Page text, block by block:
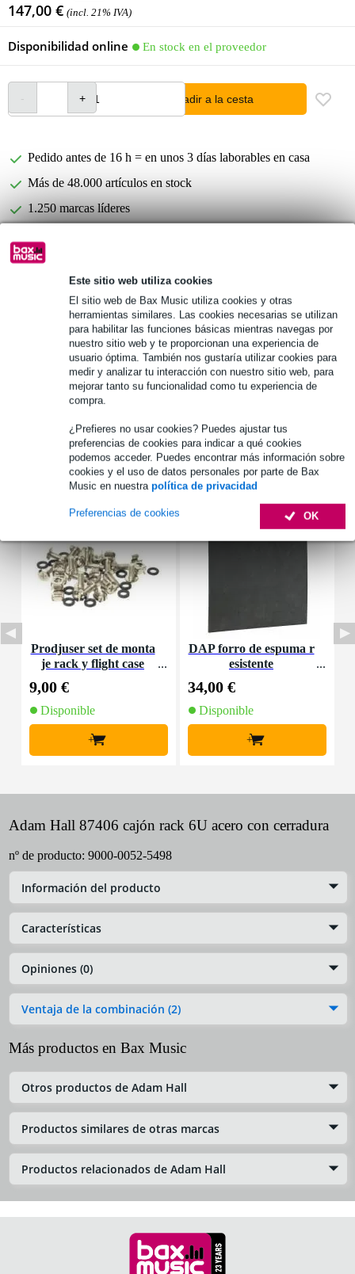
Este sitio web utiliza cookies
El sitio web de Bax Music utiliza cookies y otras
herramientas similares. Las cookies necesarias se utilizan
para habilitar las funciones básicas mientras navegas por
nuestro sitio web y te proporcionan una experiencia de
usuario óptima. También nos gustaría utilizar cookies para
medir y analizar tu interacción con nuestro sitio web, para
mejorar tanto su funcionalidad como tu experiencia de
compra.
¿Prefieres no usar cookies? Puedes ajustar tus
preferencias de cookies para indicar a qué cookies
podemos acceder. Puedes encontrar más información sobre
cookies y el uso de datos personales por parte de Bax
Music en nuestra política de privacidad
OK
Preferencias de cookies
147,00 € (incl. 21% IVA)
Disponibilidad online En stock en el proveedor
añadir a la cesta
Pedido antes de 16 h = en unos 3 días laborables en casa
Más de 48.000 artículos en stock
1.250 marcas líderes
exclusivas!
Premio de 7,35 €
Información del producto
tamaño: 19 pulgadas
Especificaciones completas
Accesorios (5)
Prodjuser set de monta
je rack y flight case
9,00 €
Disponible
+
DAP forro de espuma r
esistente
34,00 €
Disponible
+
Adam Hall 87406 cajón rack 6U acero con cerradura
nº de producto: 9000-0052-5498
Información del producto
Características
Opiniones (0)
Ventaja de la combinación (2)
Más productos en Bax Music
Otros productos de Adam Hall
Productos similares de otras marcas
Productos relacionados de Adam Hall